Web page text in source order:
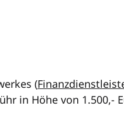
(
in Höhe von 1.500,-